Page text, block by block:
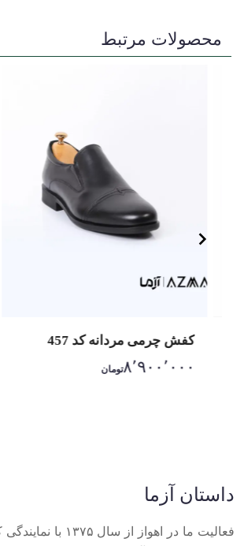
محصولات مرتبط
کفش چرمی مردانه کد 457
۸٬۹۰۰٬۰۰۰تومان
داستان آزما
فعالیت ما در اهواز از